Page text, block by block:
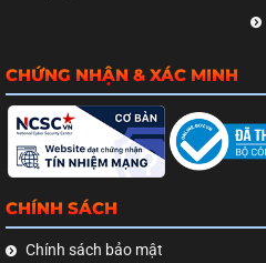
CHỨNG NHẬN & XÁC MINH
CHÍNH SÁCH
Chính sách bảo mật